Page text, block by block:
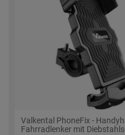
Valkental PhoneFix -
Fahrradlenker mit